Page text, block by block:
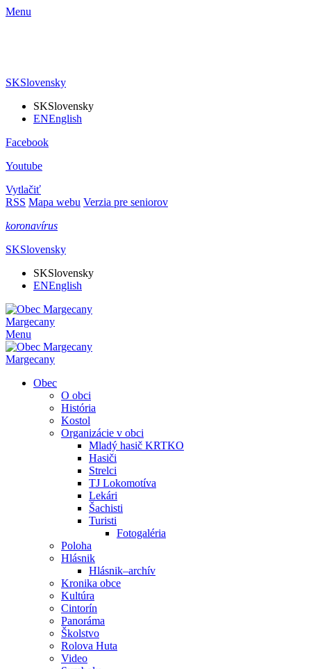
Menu
SKSlovensky
SKSlovensky
ENEnglish
Facebook
Youtube
Vytlačiť
RSS Mapa webu Verzia pre seniorov
koronavírus
SKSlovensky
SKSlovensky
ENEnglish
Margecany
Menu
Margecany
Obec
O obci
História
Kostol
Organizácie v obci
Mladý hasič KRTKO
Hasiči
Strelci
TJ Lokomotíva
Lekári
Šachisti
Turisti
Fotogaléria
Poloha
Hlásnik
Hlásnik–archív
Kronika obce
Kultúra
Cintorín
Panoráma
Školstvo
Rolova Huta
Video